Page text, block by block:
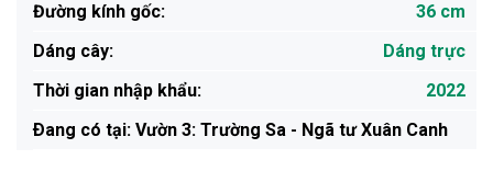
Đường kính gốc:
36 cm
Dáng cây:
Dáng trực
Thời gian nhập khẩu:
2022
Ðang có tại: Vườn 3: Trường Sa - Ngã tư Xuân Canh